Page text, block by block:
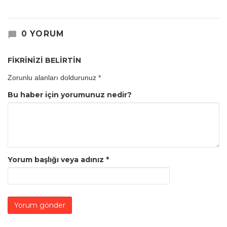
0 YORUM
FİKRİNİZİ BELİRTİN
Zorunlu alanları doldurunuz *
Bu haber için yorumunuz nedir?
Yorum başlığı veya adınız *